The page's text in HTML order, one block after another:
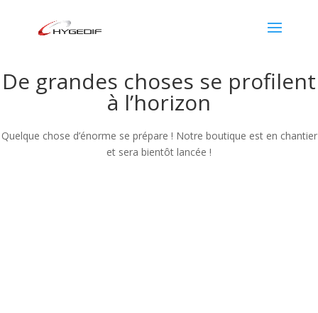
De grandes choses se profilent
à l’horizon
Quelque chose d’énorme se prépare ! Notre boutique est en chantier
et sera bientôt lancée !